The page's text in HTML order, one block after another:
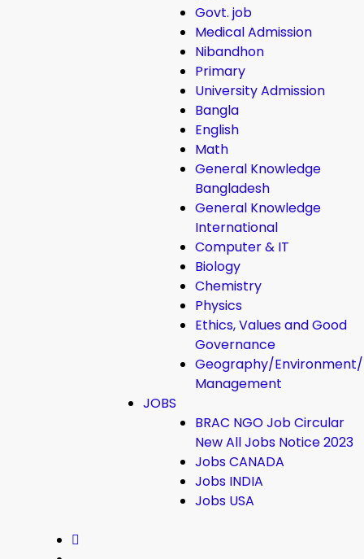
Govt. job
Medical Admission
Nibandhon
Primary
University Admission
Bangla
English
Math
General Knowledge
Bangladesh
General Knowledge
International
Computer & IT
Biology
Chemistry
Physics
Ethics, Values ​​and Good
Governance
Geography/
Management
JOBS
BRAC NGO Job Circular
New All Jobs Notice 2023
Jobs CANADA
Jobs INDIA
Jobs USA